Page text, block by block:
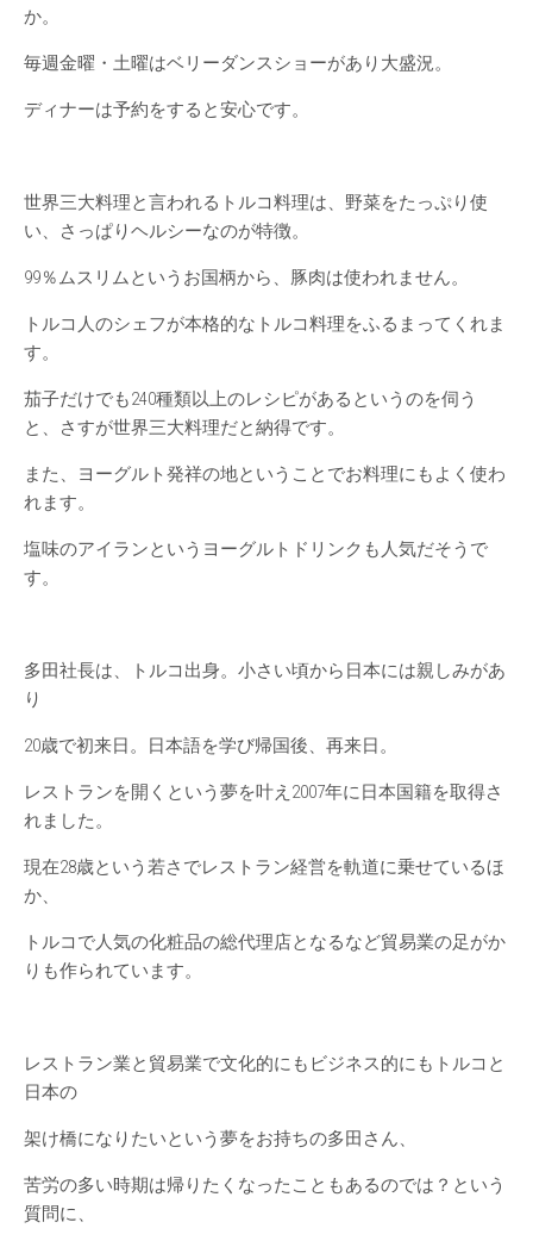
か。
毎週金曜・土曜はベリーダンスショーがあり大盛況。
ディナーは予約をすると安心です。
世界三大料理と言われるトルコ料理は、野菜をたっぷり使
い、さっぱりヘルシーなのが特徴。
99％ムスリムというお国柄から、豚肉は使われません。
トルコ人のシェフが本格的なトルコ料理をふるまってくれま
す。
茄子だけでも240種類以上のレシピがあるというのを伺う
と、さすが世界三大料理だと納得です。
また、ヨーグルト発祥の地ということでお料理にもよく使わ
れます。
塩味のアイランというヨーグルトドリンクも人気だそうで
す。
多田社長は、トルコ出身。小さい頃から日本には親しみがあ
り
20歳で初来日。日本語を学び帰国後、再来日。
レストランを開くという夢を叶え2007年に日本国籍を取得さ
れました。
現在28歳という若さでレストラン経営を軌道に乗せているほ
か、
トルコで人気の化粧品の総代理店となるなど貿易業の足がか
りも作られています。
レストラン業と貿易業で文化的にもビジネス的にもトルコと
日本の
架け橋になりたいという夢をお持ちの多田さん、
苦労の多い時期は帰りたくなったこともあるのでは？という
質問に、